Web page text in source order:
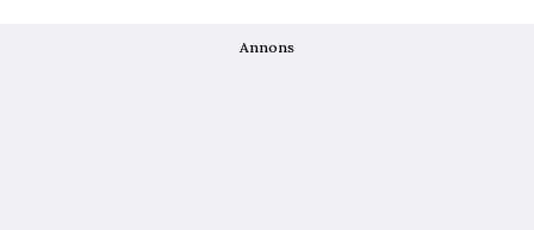
Annons